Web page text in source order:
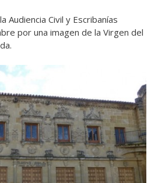
Audiencia Civil y Escribanías
por una imagen de la Virgen del